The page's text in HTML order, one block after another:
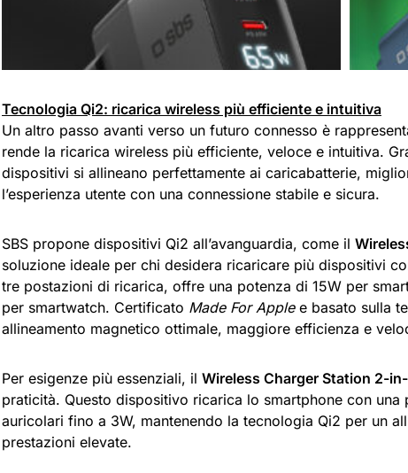
Tecnologia Qi2: ricarica wireless più efficiente e intuitiva
Un altro passo avanti verso un futuro connesso è
rende la ricarica wireless più efficiente, veloce e intuitiva.
dispositivi si allineano perfettamente ai caricabatterie,
l’esperienza utente con una connessione stabile e sicura.
SBS propone dispositivi Qi2 all’avanguardia, come il
soluzione ideale per chi desidera ricaricare più dispositivi
tre postazioni di ricarica, offre una potenza di 15W per
per smartwatch. Certificato Made For Applee basato sulla
allineamento magnetico ottimale, maggiore efficienza e
Per esigenze più essenziali, il Wireless Charger Station 2-in-
praticità. Questo dispositivo ricarica lo smartphone con una
auricolari fino a 3W, mantenendo la tecnologia Qi2 per un
prestazioni elevate.